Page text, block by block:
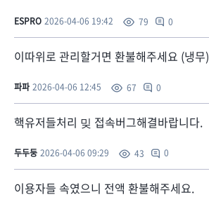
ESPRO 2026-04-06 19:42 79 0
이따위로 관리할거면 환불해주세요 (냉무)
파파 2026-04-06 12:45 67 0
핵유저들처리 밎 접속버그해결바랍니다.
두두둥 2026-04-06 09:29 43 0
이용자들 속였으니 전액 환불해주세요.